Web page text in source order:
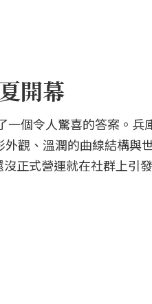
開幕
一個令人驚喜的答案。兵
觀、溫潤的曲線結構與
正式營運就在社群上引發